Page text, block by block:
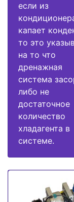
если из
капает
то это
на то что
дренажная
система
либо не
достаточное
количество
хладагента в
системе.